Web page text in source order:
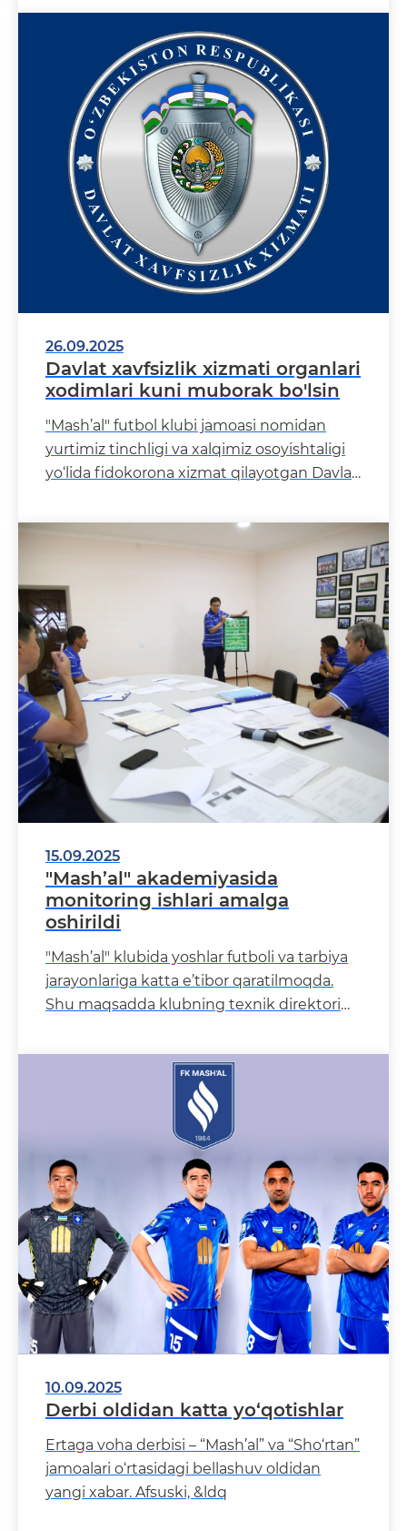
26.09.2025
Davlat xavfsizlik xizmati organlari
xodimlari kuni muborak bo'lsin
"Mash’al" futbol klubi jamoasi nomidan
yurtimiz tinchligi va xalqimiz osoyishtaligi
yo‘lida fidokorona xizmat qilayotgan Davlat
15.09.2025
"Mash’al" akademiyasida
monitoring ishlari amalga
oshirildi
"Mash’al" klubida yoshlar futboli va tarbiya
jarayonlariga katta e’tibor qaratilmoqda.
Shu maqsadda klubning texnik direktori
10.09.2025
Derbi oldidan katta yo‘qotishlar
Ertaga voha derbisi – “Mash’al” va “Sho‘rtan”
jamoalari o‘rtasidagi bellashuv oldidan
yangi xabar. Afsuski, &ldq